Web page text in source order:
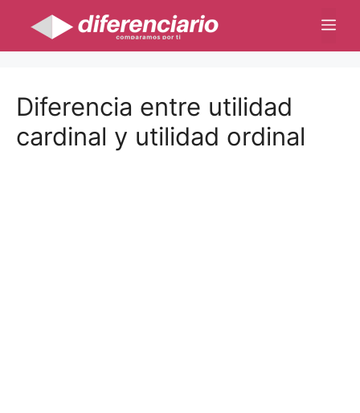
contenido
Diferencia entre utilidad
cardinal y utilidad ordinal